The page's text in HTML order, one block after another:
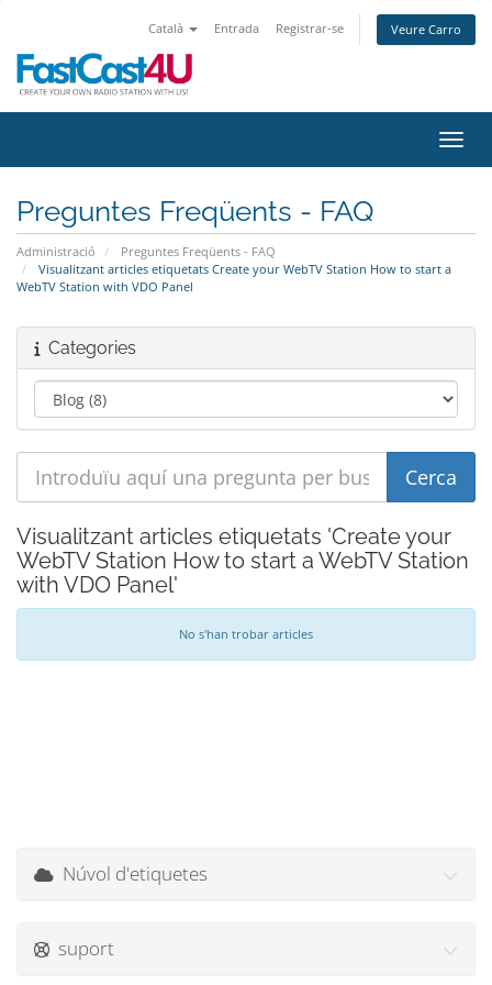
Català Entrada Registrar-se Veure Carro
Preguntes Freqüents - FAQ
Administració
Preguntes Freqüents - FAQ
Visualitzant articles etiquetats Create your WebTV Station How to start a
WebTV Station with VDO Panel
Categories
Visualitzant articles etiquetats 'Create your
WebTV Station How to start a WebTV Station
with VDO Panel'
No s'han trobar articles
Núvol d'etiquetes
suport